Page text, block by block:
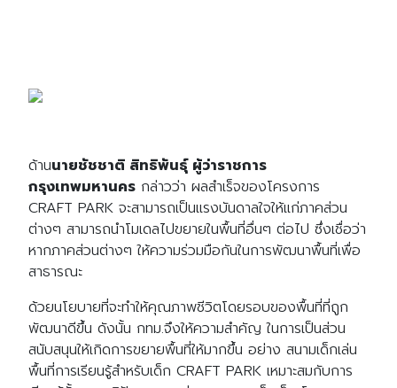
ด้านนายชัชชาติ สิทธิพันธุ์ ผู้ว่าราชการ
กรุงเทพมหานคร กล่าวว่า ผลสำเร็จของโครงการ
CRAFT PARK จะสามารถเป็นแรงบันดาลใจให้แก่ภาคส่วน
ต่างๆ สามารถนำโมเดลไปขยายในพื้นที่อื่นๆ ต่อไป ซึ่งเชื่อว่า
หากภาคส่วนต่างๆ ให้ความร่วมมือกันในการพัฒนาพื้นที่เพื่อ
สาธารณะ
ด้วยนโยบายที่จะทำให้คุณภาพชีวิตโดยรอบของพื้นที่ที่ถูก
พัฒนาดีขึ้น ดังนั้น กทม.จึงให้ความสำคัญ ในการเป็นส่วน
สนับสนุนให้เกิดการขยายพื้นที่ให้มากขึ้น อย่าง สนามเด็กเล่น
พื้นที่การเรียนรู้สำหรับเด็ก CRAFT PARK เหมาะสมกับการ